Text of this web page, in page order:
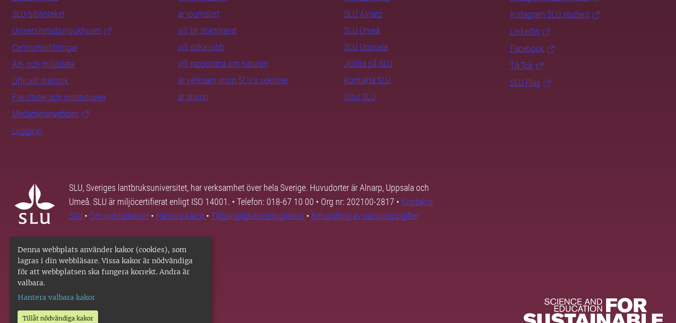
Denna webbplats använder kakor (cookies), som
lagras i din webbläsare. Vissa kakor är nödvändiga
för att webbplatsen ska fungera korrekt. Andra är
valbara.
Hantera valbara kakor
Tillåt nödvändiga kakor
SLU-biblioteket
Universitetsdjursjukhuset
Centrumbildningar
Art- och miljödata
Officiell statistik
Fakulteter och institutioner
Medarbetarwebben
Logga in
är journalist
vill bli doktorand
vill söka jobb
vill rapportera om naturen
är verksam inom SLU:s sektorer
är alumn
SLU Alnarp
SLU Umeå
SLU Uppsala
Jobba på SLU
Kontakta SLU
Stöd SLU
Instagram SLU.student
LinkedIn
Facebook
TikTok
SLU Play
SLU, Sveriges lantbruksuniversitet, har verksamhet över hela Sverige. Huvudorter är Alnarp, Uppsala och
Umeå. SLU är miljöcertifierat enligt ISO 14001. • Telefon: 018-67 10 00 • Org nr: 202100-2817 • Kontakta
SLU • Om webbplatsen • Hantera kakor • Tillgänglighetsredogörelse • Behandling av personuppgifter